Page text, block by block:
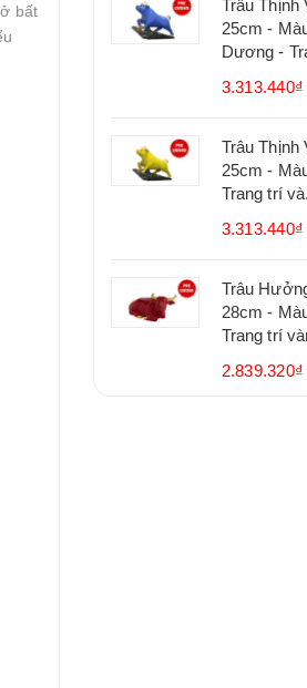
bất
Trâu
25cm -
Dương -
3.313.440₫
Trâu Thịnh
25cm -
Trang trí
3.313.440₫
Trâu
28cm -
Trang trí
2.839.320₫